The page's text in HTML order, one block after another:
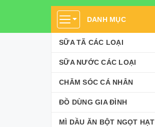
DANH MỤC
SỮA TÃ CÁC LOẠI
SỮA NƯỚC CÁC LOẠI
CHĂM SÓC CÁ NHÂN
ĐỒ DÙNG GIA ĐÌNH
MÌ DẦU ĂN BỘT NGỌT HẠT